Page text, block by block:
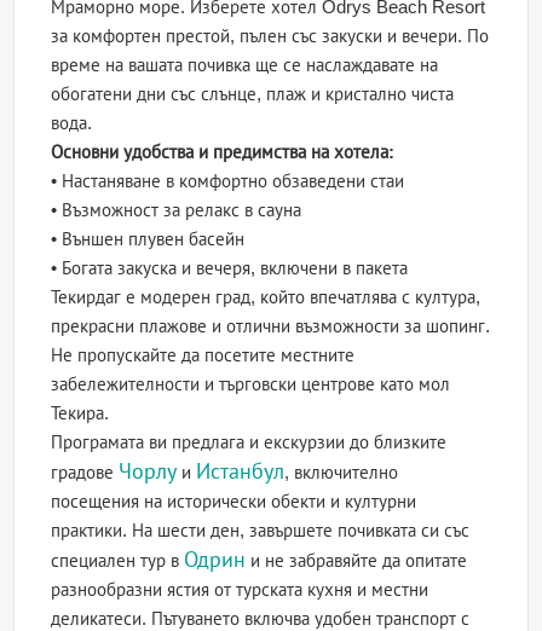
Мраморно море. Изберете хотел Odrys Beach Resort
за комфортен престой, пълен със закуски и вечери. По
време на вашата почивка ще се наслаждавате на
обогатени дни със слънце, плаж и кристално чиста
вода.
Основни удобства и предимства на хотела:
• Настаняване в комфортно обзаведени стаи
• Възможност за релакс в сауна
• Външен плувен басейн
• Богата закуска и вечеря, включени в пакета
Текирдаг е модерен град, който впечатлява с култура,
прекрасни плажове и отлични възможности за шопинг.
Не пропускайте да посетите местните
забележителности и търговски центрове като мол
Текира.
Програмата ви предлага и екскурзии до близките
градове Чорлу и Истанбул, включително
посещения на исторически обекти и културни
практики. На шести ден, завършете почивката си със
специален тур в Одрин и не забравяйте да опитате
разнообразни ястия от турската кухня и местни
деликатеси. Пътуването включва удобен транспорт с